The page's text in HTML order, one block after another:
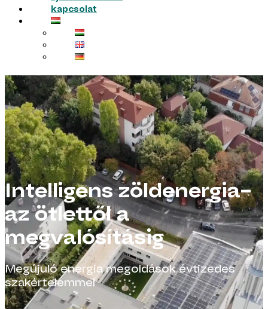
kapcsolat
Intelligens zöldenergia–
az ötlettől a
megvalósításig
Megújuló energia megoldások évtizedes
szakértelemmel